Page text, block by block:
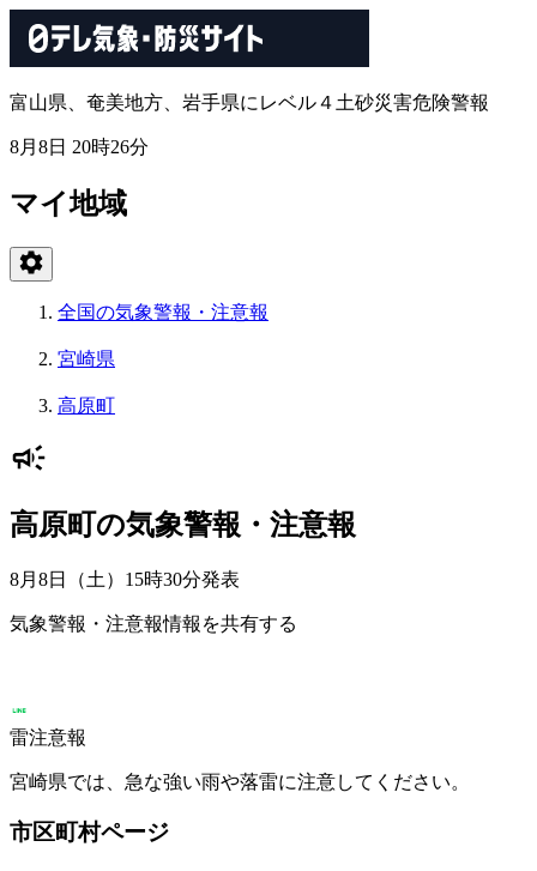
富山県、奄美地方、岩手県にレベル４土砂災害危険警報
8月8日 20時26分
マイ地域
全国の気象警報・注意報
宮崎県
高原町
高原町の気象警報・注意報
8月8日（土）15時30分発表
気象警報・注意報情報を共有する
雷注意報
宮崎県では、急な強い雨や落雷に注意してください。
市区町村ページ